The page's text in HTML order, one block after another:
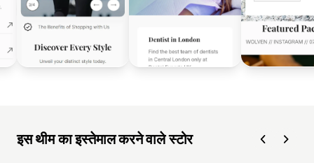
इस थीम का इस्तेमाल करने वाले स्टोर